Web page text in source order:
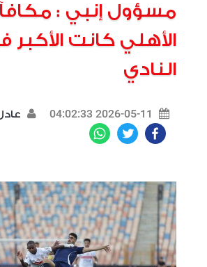
مسؤول إنبي :
الأهلي كانت الأكبر
النادي
2026-05-11 04:02:33
Facebook
Twitter